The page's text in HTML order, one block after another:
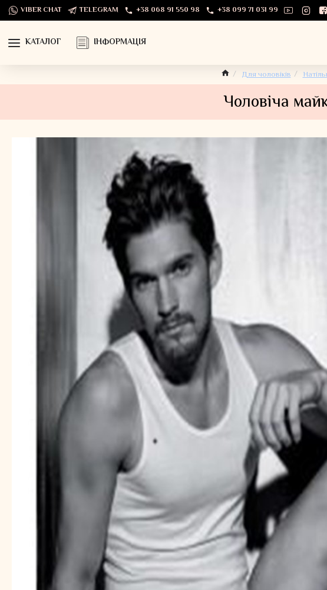
VIBER CHAT TELEGRAM +38 068 91 550 98 +38 099 71 031 99
КАТАЛОГ ІНФОРМАЦІЯ
Для чоловіків
Чоловіча